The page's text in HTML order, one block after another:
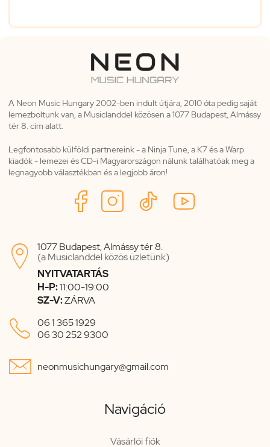
A Neon Music Hungary 2002-ben indult útjára, 2010 óta pedig saját
lemezboltunk van, a Musiclanddel közösen a 1077 Budapest, Almássy
tér 8. cím alatt.
Legfontosabb külföldi partnereink - a Ninja Tune, a K7 és a Warp
kiadók - lemezei és CD-i Magyarországon nálunk találhatóak meg a
legnagyobb választékban és a legjobb áron!

1077 Budapest, Almássy tér 8.
(a Musiclanddel közös üzletünk)
NYITVATARTÁS
H-P:11:00-19:00
SZ-V:ZÁRVA
 06 1 365 1929
06 30 252 9300
 neonmusichungary@gmail.com
Navigáció
Vásárlói fiók